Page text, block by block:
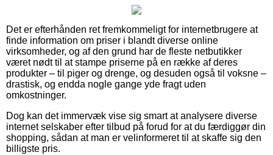
Det er efterhånden ret fremkommeligt for internetbrugere at
finde information om priser i blandt diverse online
virksomheder, og af den grund har de fleste netbutikker
været nødt til at stampe priserne på en række af deres
produkter – til piger og drenge, og desuden også til voksne –
drastisk, og endda nogle gange yde fragt uden
omkostninger.
Dog kan det immervæk vise sig smart at analysere diverse
internet selskaber efter tilbud på forud for at du færdiggør din
shopping, sådan at man er velinformeret til at skaffe sig den
billigste pris.